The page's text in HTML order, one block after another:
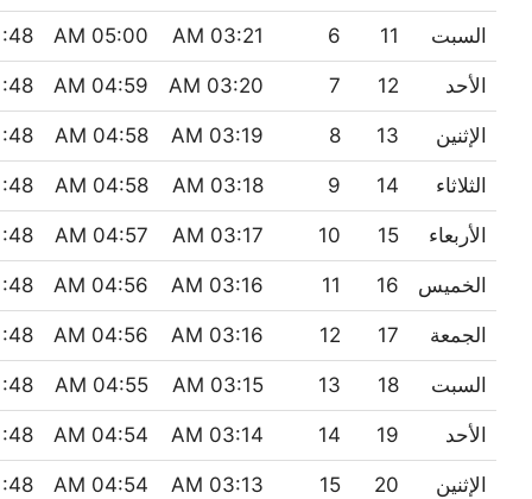
السبت 11
6
03:21 AM
05:00 AM
AM
الأحد 12
7
03:20 AM
04:59 AM
AM
الإثنين 13
8
03:19 AM
04:58 AM
AM
الثلاثاء 14
9
03:18 AM
04:58 AM
AM
الأربعاء 15
10
03:17 AM
04:57 AM
AM
الخميس 16
11
03:16 AM
04:56 AM
AM
الجمعة 17
12
03:16 AM
04:56 AM
AM
السبت 18
13
03:15 AM
04:55 AM
AM
الأحد 19
14
03:14 AM
04:54 AM
AM
الإثنين 20
15
03:13 AM
04:54 AM
AM